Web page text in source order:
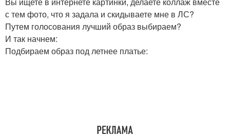
с тем фото, что я задала и скидываете мне в ЛС?
Путем голосования лучший образ выбираем?
И так начнем:
Подбираем образ под летнее платье: